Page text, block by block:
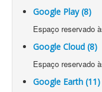
Google Play (8)
Espaço reservado
Google Cloud (8)
Espaço reservado
Google Earth (11)